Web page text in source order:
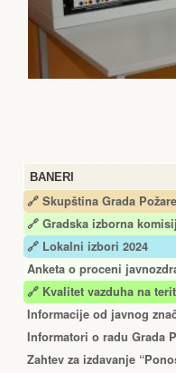
BANERI
🔗 Skupština Grada
🔗 Gradska izborna
🔗 Lokalni izbori 2024
Anketa o proceni
🔗 Kvalitet vazduha na
Informacije od javnog
Informatori o radu Grada
Zahtev za izdavanje